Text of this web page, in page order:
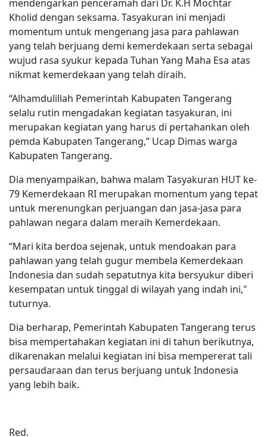
mendengarkan penceramah dari Dr. K.H Mochtar
Kholid dengan seksama. Tasyakuran ini menjadi
momentum untuk mengenang jasa para pahlawan
yang telah berjuang demi kemerdekaan serta sebagai
wujud rasa syukur kepada Tuhan Yang Maha Esa atas
nikmat kemerdekaan yang telah diraih.
“Alhamdulillah Pemerintah Kabupaten Tangerang
selalu rutin mengadakan kegiatan tasyakuran, ini
merupakan kegiatan yang harus di pertahankan oleh
pemda Kabupaten Tangerang,” Ucap Dimas warga
Kabupaten Tangerang.
Dia menyampaikan, bahwa malam Tasyakuran HUT ke-
79 Kemerdekaan RI merupakan momentum yang tepat
untuk merenungkan perjuangan dan jasa-jasa para
pahlawan negara dalam meraih Kemerdekaan.
“Mari kita berdoa sejenak, untuk mendoakan para
pahlawan yang telah gugur membela Kemerdekaan
Indonesia dan sudah sepatutnya kita bersyukur diberi
kesempatan untuk tinggal di wilayah yang indah ini,"
tuturnya.
Dia berharap, Pemerintah Kabupaten Tangerang terus
bisa mempertahakan kegiatan ini di tahun berikutnya,
dikarenakan melalui kegiatan ini bisa mempererat tali
persaudaraan dan terus berjuang untuk Indonesia
yang lebih baik.
Red.